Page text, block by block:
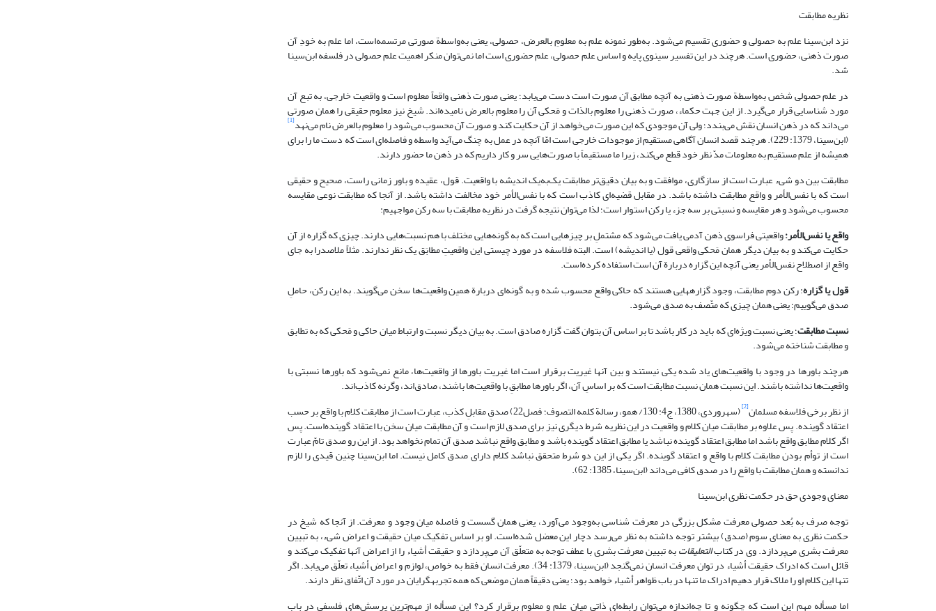
نظریه مطابقت
نزد ابن‌سینا علم به حصولی و حضوری تقسیم می‌شود. به‌طور نمونه علم به معلومِ بالعرض، حصولی، یعنی به‌واسطة صورتی مرتسمه‌است، اما علم به خودِ آن
صورت ذهنی، حضوری است. هرچند در این تفسیر سینوی پایه و اساس علم حصولی، علم حضوری است اما نمی‌توان منکر اهمیت علم حصولی در فلسفه ابن‌سینا
شد.
در علم حصولی شخص به‌واسطة صورت ذهنی به آنچه مطابق آن صورت است دست می‌یابد؛ یعنی صورت ذهنی واقعاً معلوم است و واقعیت خارجی، به تبع آن
مورد شناسایی قرار می‌گیرد. از این جهت حکماء، صورت ذهنی را معلوم بالذات و مَحکی آن را معلوم بالعرض نامیده‌اند. شیخ نیز معلوم حقیقی را همان صورتی
می‌داند که در ذهن انسان نقش می‌بندد؛ ولی آن موجودی که این صورت می‌خواهد از آن حکایت کند و صورت آن محسوب می‌شود را معلوم بالعرض نام می‌نهد[1]
(ابن‌سینا، 1379: 229). هرچند قصد انسان آگاهی مستقیم از موجودات خارجی است امّا آنچه در عمل به چنگ می‌آید واسطه و فاصله‌ای است که دست ما را برای
همیشه از علم مستقیم به معلومات مدّ نظر خود قطع می‌کند، زیرا ما مستقیماً با صورت‌هایی سر و کار داریم که در ذهن ما حضور دارند.
مطابقت بین دو شى‏ء عبارت است از سازگاری، موافقت و به بیان دقیق‌تر مطابقت یک‌به‌یک اندیشه با واقعیت. قول، عقیده و باور زمانی راست، صحیح و حقیقی
است که با نفس‌الأمر و واقع مطابقت داشته باشد. در مقابل قضیه‌ای کاذب است که با نفس‌الأمر خود مخالفت داشته باشد. از آنجا که مطابقت نوعی مقایسه
محسوب می‌شود و هر مقایسه و نسبتی بر سه جزء یا رکن استوار است؛ لذا می‌توان نتیجه گرفت در نظریه مطابقت با سه رکن مواجهیم:
واقع یا نفس‌الأمر:واقعیتی فراسوی ذهن آدمی یافت می‌شود که مشتملِ بر چیزهایی است که به گونه‌هایی مختلف با هم نسبت‌هایی دارند. چیزی که گزاره از آن
حکایت می‌کند و به بیان دیگر همان مَحکی واقعی قول (یا اندیشه) است. البته فلاسفه در مورد چیستی این واقعیتِ مطابَق یک نظر ندارند. مثلاً ملاصدرا به جای
واقع از اصطلاح نفس‌الأمر یعنی آنچه این گزاره دربارة آن است استفاده کرده‌است.
قول یا گزاره: رکن دوم مطابقت، وجود گزاره­هایی‌ هستند که حاکی واقع محسوب شده و به گونه‌ای دربارة همین واقعیت‌ها سخن می‌گویند. به این رکن، حاملِ
صدق می‌گوییم؛ یعنی همان چیزی که متّصف به صدق می‌شود.
نسبت مطابقت؛ یعنی نسبت ویژه‌ای که باید در کار باشد تا بر اساس آن بتوان گفت گزاره صادق است. به بیان دیگر نسبت و ارتباط میان حاکی و مَحکی که به تطابق
و مطابقت شناخته می‌شود.
هرچند باورها در وجود با واقعیت‌های یاد شده یکی نیستند و بین آنها غیریت برقرار است اما غیریت باورها از واقعیت‌ها، مانع نمی‌شود که باورها نسبتی با
واقعیت‌ها نداشته باشند. این نسبت همان نسبت مطابقت است که بر اساسِ آن، اگر باورها مطابقِ با واقعیت‌ها باشند، صادق‌اند، وگرنه کاذب‌اند.
از نظر برخی فلاسفه مسلمان[2] (سهروردی، 1380، ج‏4: 130/ همو، رسالة کلمه التصوف؛ فصل22) صدقِ مقابلِ کذب، عبارت است از مطابقت کلام با واقع بر حسب
اعتقاد گوینده. پس علاوه بر مطابقت میان کلام و واقعیت در این نظریه شرط دیگری نیز برای صدق لازم است و آن مطابقت میان سخن با اعتقاد گوینده‌است. پس
اگر کلام مطابق واقع باشد اما مطابق اعتقاد گوینده نباشد یا مطابق اعتقاد گوینده باشد و مطابق واقع نباشد صدق آن تمام نخواهد بود. از این رو صدق تامّ عبارت
است از توأم بودن مطابقت کلام با واقع و اعتقاد گوینده. اگر یکى از این دو شرط متحقق نباشد کلام داراى صدق کامل نیست. اما ابن‌سینا چنین قیدی را لازم
ندانسته و همان مطابقت با واقع را در صدق کافی می‌داند (ابن‌سینا، 1385: 62).
معنای وجودی حق در حکمت نظری ابن‌سینا
توجه صرف به بُعد حصولی معرفت مشکل بزرگی در معرفت شناسی به‌وجود می‌آورد، یعنی همان گسست و فاصله میان وجود و معرفت. از آنجا که شیخ در
حکمت نظری به معنای سوم (صدق) بیشتر توجه داشته به نظر می‌رسد دچار این معضل شده‌است. او بر اساس تفکیک میان حقیقت و اعراض شیء، به تبیین
معرفت بشری می‌پردازد. وی در کتابالتعلیقاتبه تبیین معرفت بشری با عطف توجه به متعلّق آن می‌پردازد و حقیقت أشیاء را از اعراض آنها تفکیک می‌کند و
قائل است که ادراک حقیقت أشیاء در توان معرفت انسان نمی‌گنجد (ابن‌سینا، 1379: 34). معرفت انسان فقط به خواص، لوازم و اعراض أشیاء تعلّق می‌یابد. اگر
تنها این کلام او را ملاک قرار دهیم ادراک ما تنها در باب ظواهر أشیاء خواهد بود؛ یعنی دقیقاً همان موضعی که همه تجربه­گرایان در مورد آن اتّفاق نظر دارند.
اما مسأله مهم این است که چگونه و تا چه‌اندازه می‌توان رابطه‌ای ذاتی میان علم و معلوم برقرار کرد؟ این مسأله از مهم‌ترین پرسش‌های فلسفی در باب